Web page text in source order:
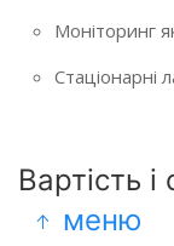
Моніторинг
Стаціонарні
Вартість
меню